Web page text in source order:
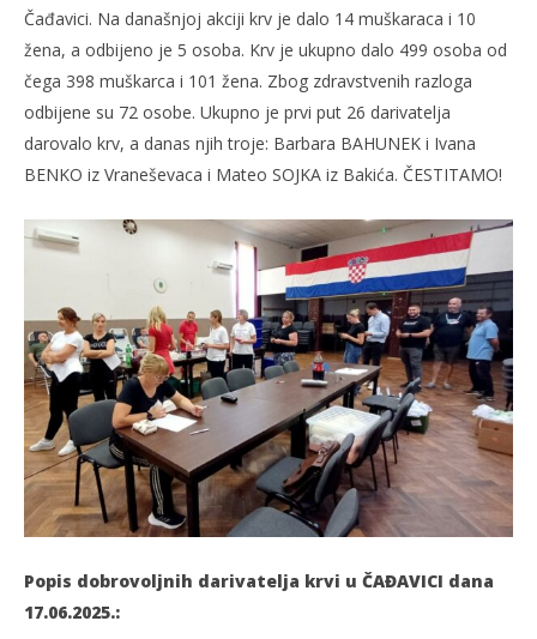
TRENUTNO OTVORENO
12. akcija DDK u 2025.
18.06.2025.
slatina.net
Čađavici. Na današnjoj akciji krv je dalo 14 muškaraca i 10
žena, a odbijeno je 5 osoba. Krv je ukupno dalo 499 osoba od
čega 398 muškarca i 101 žena. Zbog zdravstvenih razloga
odbijene su 72 osobe. Ukupno je prvi put 26 darivatelja
darovalo krv, a danas njih troje: Barbara BAHUNEK i Ivana
BENKO iz Vraneševaca i Mateo SOJKA iz Bakića. ČESTITAMO!
Popis dobrovoljnih darivatelja krvi u ČAĐAVICI dana
17.06.2025.: